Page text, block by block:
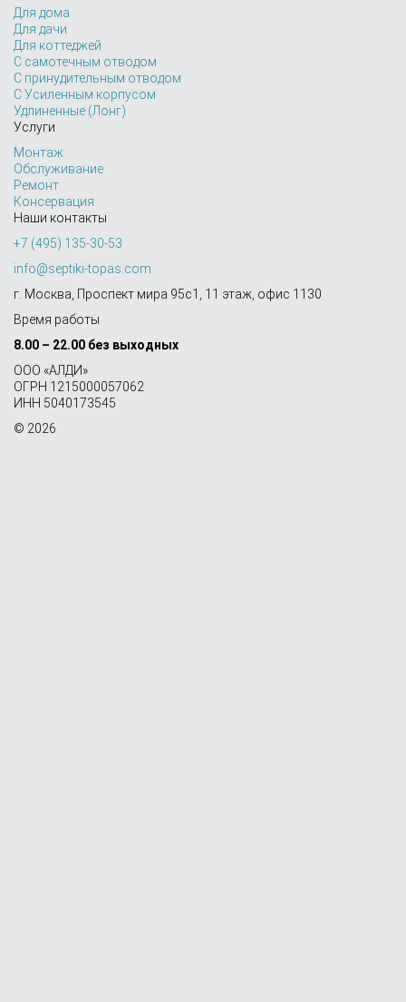
Для дома
Для дачи
Для коттеджей
С самотечным отводом
С принудительным отводом
С Усиленным корпусом
Удлиненные (Лонг)
Услуги
Монтаж
Обслуживание
Ремонт
Консервация
Наши контакты
+7 (495) 135-30-53
info@septiki-topas.com
г. Москва, Проспект мира 95с1, 11 этаж, офис 1130
Время работы
8.00 – 22.00 без выходных
OOO «АЛДИ»
ОГРН 1215000057062
ИНН 5040173545
© 2026